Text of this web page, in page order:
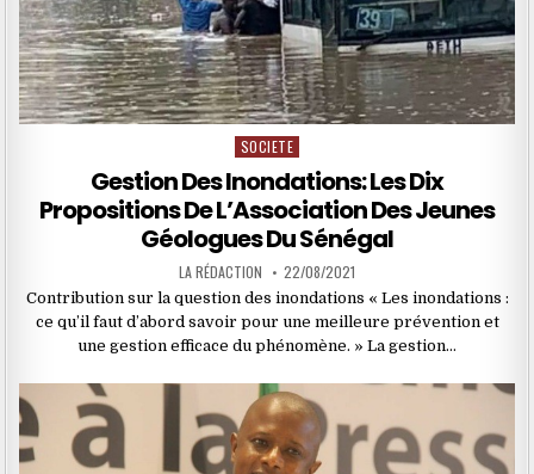
Posted
SOCIETE
Gestion Des Inondations: Les Dix
Propositions De L’Association Des Jeunes
Géologues Du Sénégal
LA RÉDACTION 22/08/2021
Contribution sur la question des inondations « Les inondations :
ce qu’il faut d’abord savoir pour une meilleure prévention et
une gestion efficace du phénomène. » La gestion…